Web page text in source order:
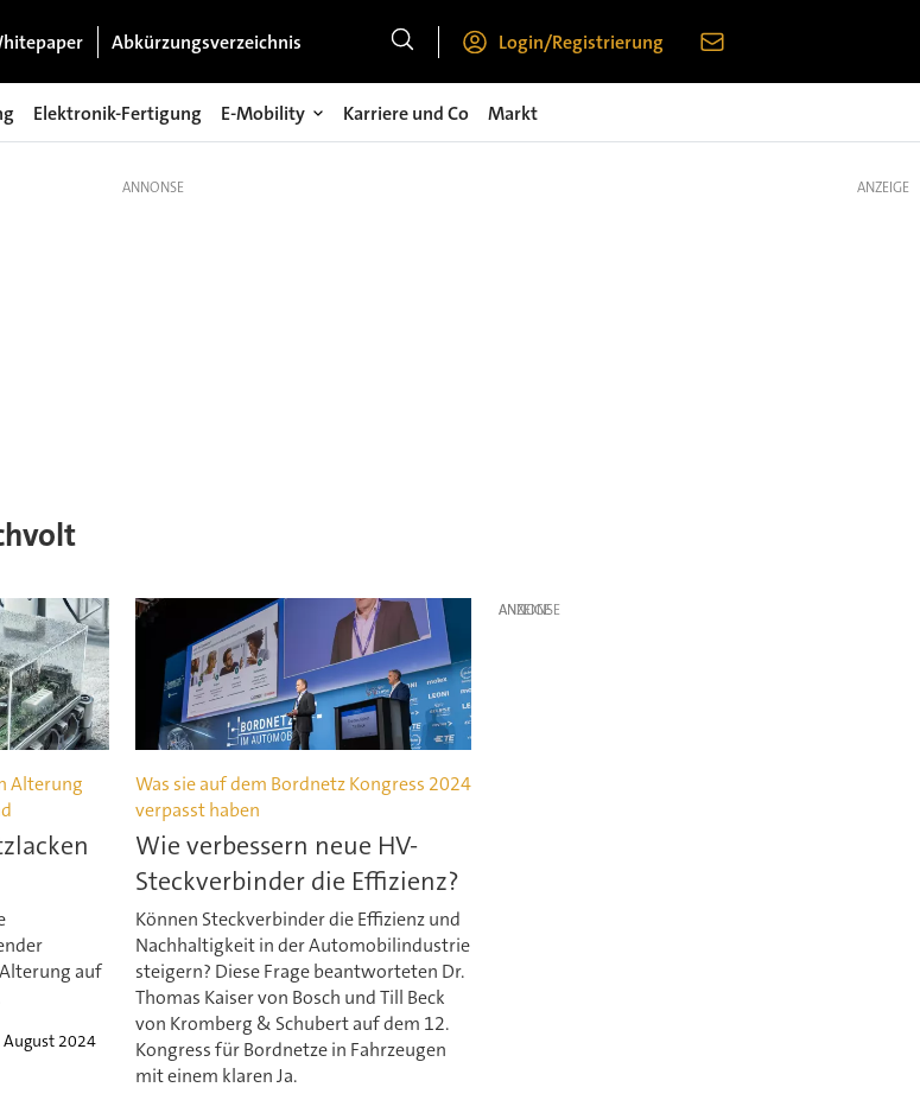
Abkürzungsverzeichnis Login/Registrierung
Elektronik-Fertigung E-Mobility Karriere und Co Markt
Alterung
auf
August 2024
Was sie auf dem Bordnetz Kongress 2024
verpasst haben
Wie verbessern neue HV-
Steckverbinder die Effizienz?
Können Steckverbinder die Effizienz und
Nachhaltigkeit in der Automobilindustrie
steigern? Diese Frage beantworteten Dr.
Thomas Kaiser von Bosch und Till Beck
von Kromberg & Schubert auf dem 12.
Kongress für Bordnetze in Fahrzeugen
mit einem klaren Ja.
ANZEIGE
ANZEIGE